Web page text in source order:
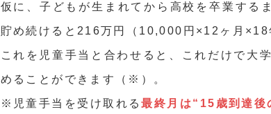
仮に、子どもが生まれてから高校を卒業する
貯め続けると216万円（10,000円×12ヶ月×18
これを児童手当と合わせると、これだけで大
めることができます（※）。
※児童手当を受け取れる最終月は“15歳到達後